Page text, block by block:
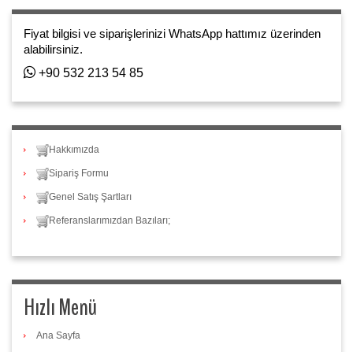
Fiyat bilgisi ve siparişlerinizi WhatsApp hattımız üzerinden
alabilirsiniz.
+90 532 213 54 85
Hakkımızda
Sipariş Formu
Genel Satış Şartları
Referanslarımızdan Bazıları;
Hızlı Menü
Ana Sayfa